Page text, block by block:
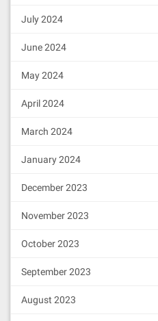
July 2024
June 2024
May 2024
April 2024
March 2024
January 2024
December 2023
November 2023
October 2023
September 2023
August 2023